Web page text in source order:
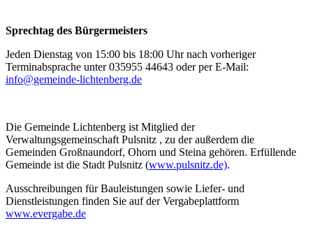
Sprechtag des Bürgermeisters
Jeden Dienstag von 15:00 bis 18:00 Uhr nach vorheriger
Terminabsprache unter 035955 44643 oder per E-Mail:
info@gemeinde-lichtenberg.de
Die Gemeinde Lichtenberg ist Mitglied der
Verwaltungsgemeinschaft Pulsnitz , zu der außerdem die
Gemeinden Großnaundorf, Ohorn und Steina gehören. Erfüllende
Gemeinde ist die Stadt Pulsnitz (www.pulsnitz.de).
Ausschreibungen für Bauleistungen sowie Liefer- und
Dienstleistungen finden Sie auf der Vergabeplattform
www.evergabe.de